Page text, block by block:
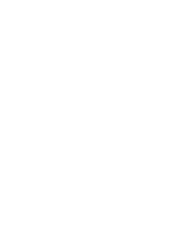
Сочи и